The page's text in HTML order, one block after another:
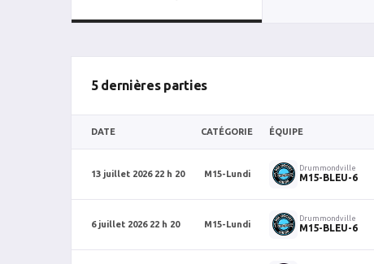
5 dernières parties
DATE CATÉGORIE ÉQUIPE
13 juillet 2026 22 h 20 M15-Lundi
Drummondville
M15-BLEU-6
6 juillet 2026 22 h 20 M15-Lundi
Drummondville
M15-BLEU-6